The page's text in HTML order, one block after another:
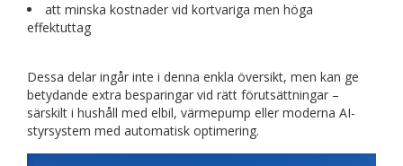
att minska kostnader vid kortvariga men höga
effektuttag
Dessa delar ingår inte i denna enkla översikt, men kan ge
betydande extra besparingar vid rätt förutsättningar –
särskilt i hushåll med elbil, värmepump eller moderna AI-
styrsystem med automatisk optimering.